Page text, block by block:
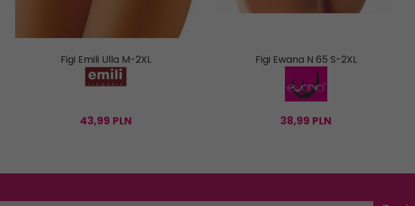
Figi Emili Ulla M-2XL
43,99 PLN
Figi Ewana N 65 S-2XL
38,99 PLN